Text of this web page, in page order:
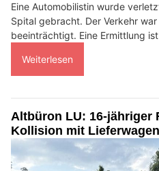
Eine Automobilistin wurde
Spital gebracht. Der Verkehr
beeinträchtigt. Eine Ermittlung
Weiterlesen
Altbüron LU: 16-jähriger
Kollision mit